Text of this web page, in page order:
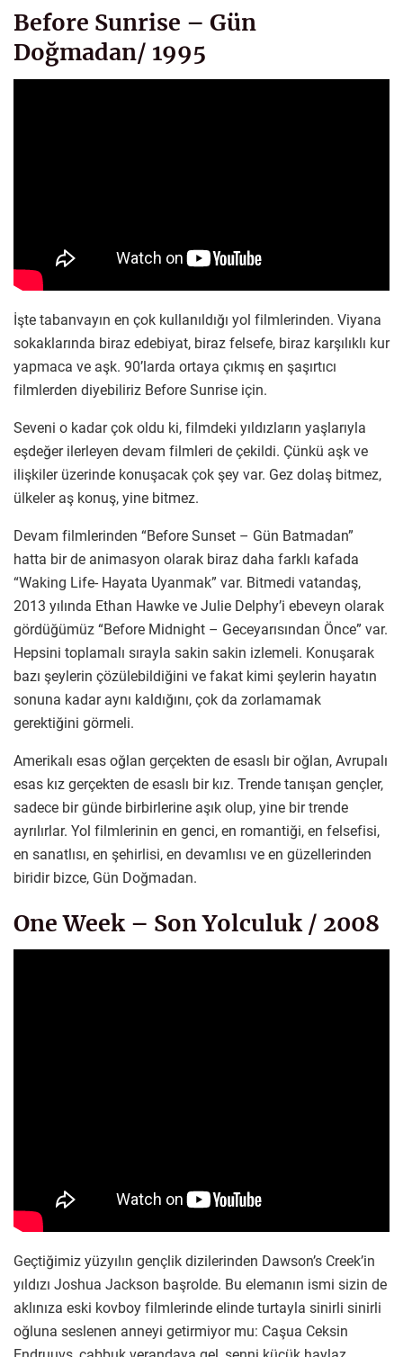
Before Sunrise – Gün
Doğmadan/ 1995
İşte tabanvayın en çok kullanıldığı yol filmlerinden. Viyana
sokaklarında biraz edebiyat, biraz felsefe, biraz karşılıklı kur
yapmaca ve aşk. 90’larda ortaya çıkmış en şaşırtıcı
filmlerden diyebiliriz Before Sunrise için.
Seveni o kadar çok oldu ki, filmdeki yıldızların yaşlarıyla
eşdeğer ilerleyen devam filmleri de çekildi. Çünkü aşk ve
ilişkiler üzerinde konuşacak çok şey var. Gez dolaş bitmez,
ülkeler aş konuş, yine bitmez.
Devam filmlerinden “Before Sunset – Gün Batmadan”
hatta bir de animasyon olarak biraz daha farklı kafada
“Waking Life- Hayata Uyanmak” var. Bitmedi vatandaş,
2013 yılında Ethan Hawke ve Julie Delphy’i ebeveyn olarak
gördüğümüz “Before Midnight – Geceyarısından Önce” var.
Hepsini toplamalı sırayla sakin sakin izlemeli. Konuşarak
bazı şeylerin çözülebildiğini ve fakat kimi şeylerin hayatın
sonuna kadar aynı kaldığını, çok da zorlamamak
gerektiğini görmeli.
Amerikalı esas oğlan gerçekten de esaslı bir oğlan, Avrupalı
esas kız gerçekten de esaslı bir kız. Trende tanışan gençler,
sadece bir günde birbirlerine aşık olup, yine bir trende
ayrılırlar. Yol filmlerinin en genci, en romantiği, en felsefisi,
en sanatlısı, en şehirlisi, en devamlısı ve en güzellerinden
biridir bizce, Gün Doğmadan.
One Week – Son Yolculuk / 2008
Geçtiğimiz yüzyılın gençlik dizilerinden Dawson’s Creek’in
yıldızı Joshua Jackson başrolde. Bu elemanın ismi sizin de
aklınıza eski kovboy filmlerinde elinde turtayla sinirli sinirli
oğluna seslenen anneyi getirmiyor mu: Caşua Ceksin